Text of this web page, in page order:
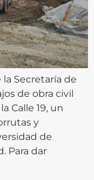
la Secretaría de
de obra civil
Calle 19, un
y
de
Para dar